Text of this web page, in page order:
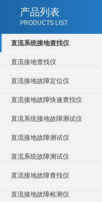
产品列表
PRODUCTS LIST
直流系统接地查找仪
直流接地查找仪
直流接地故障定位仪
直流接地故障快速查找仪
直流系统接地故障测试仪
直流接地故障测试仪
直流系统故障测试仪
直流接地故障查找仪
直流接地故障检测仪